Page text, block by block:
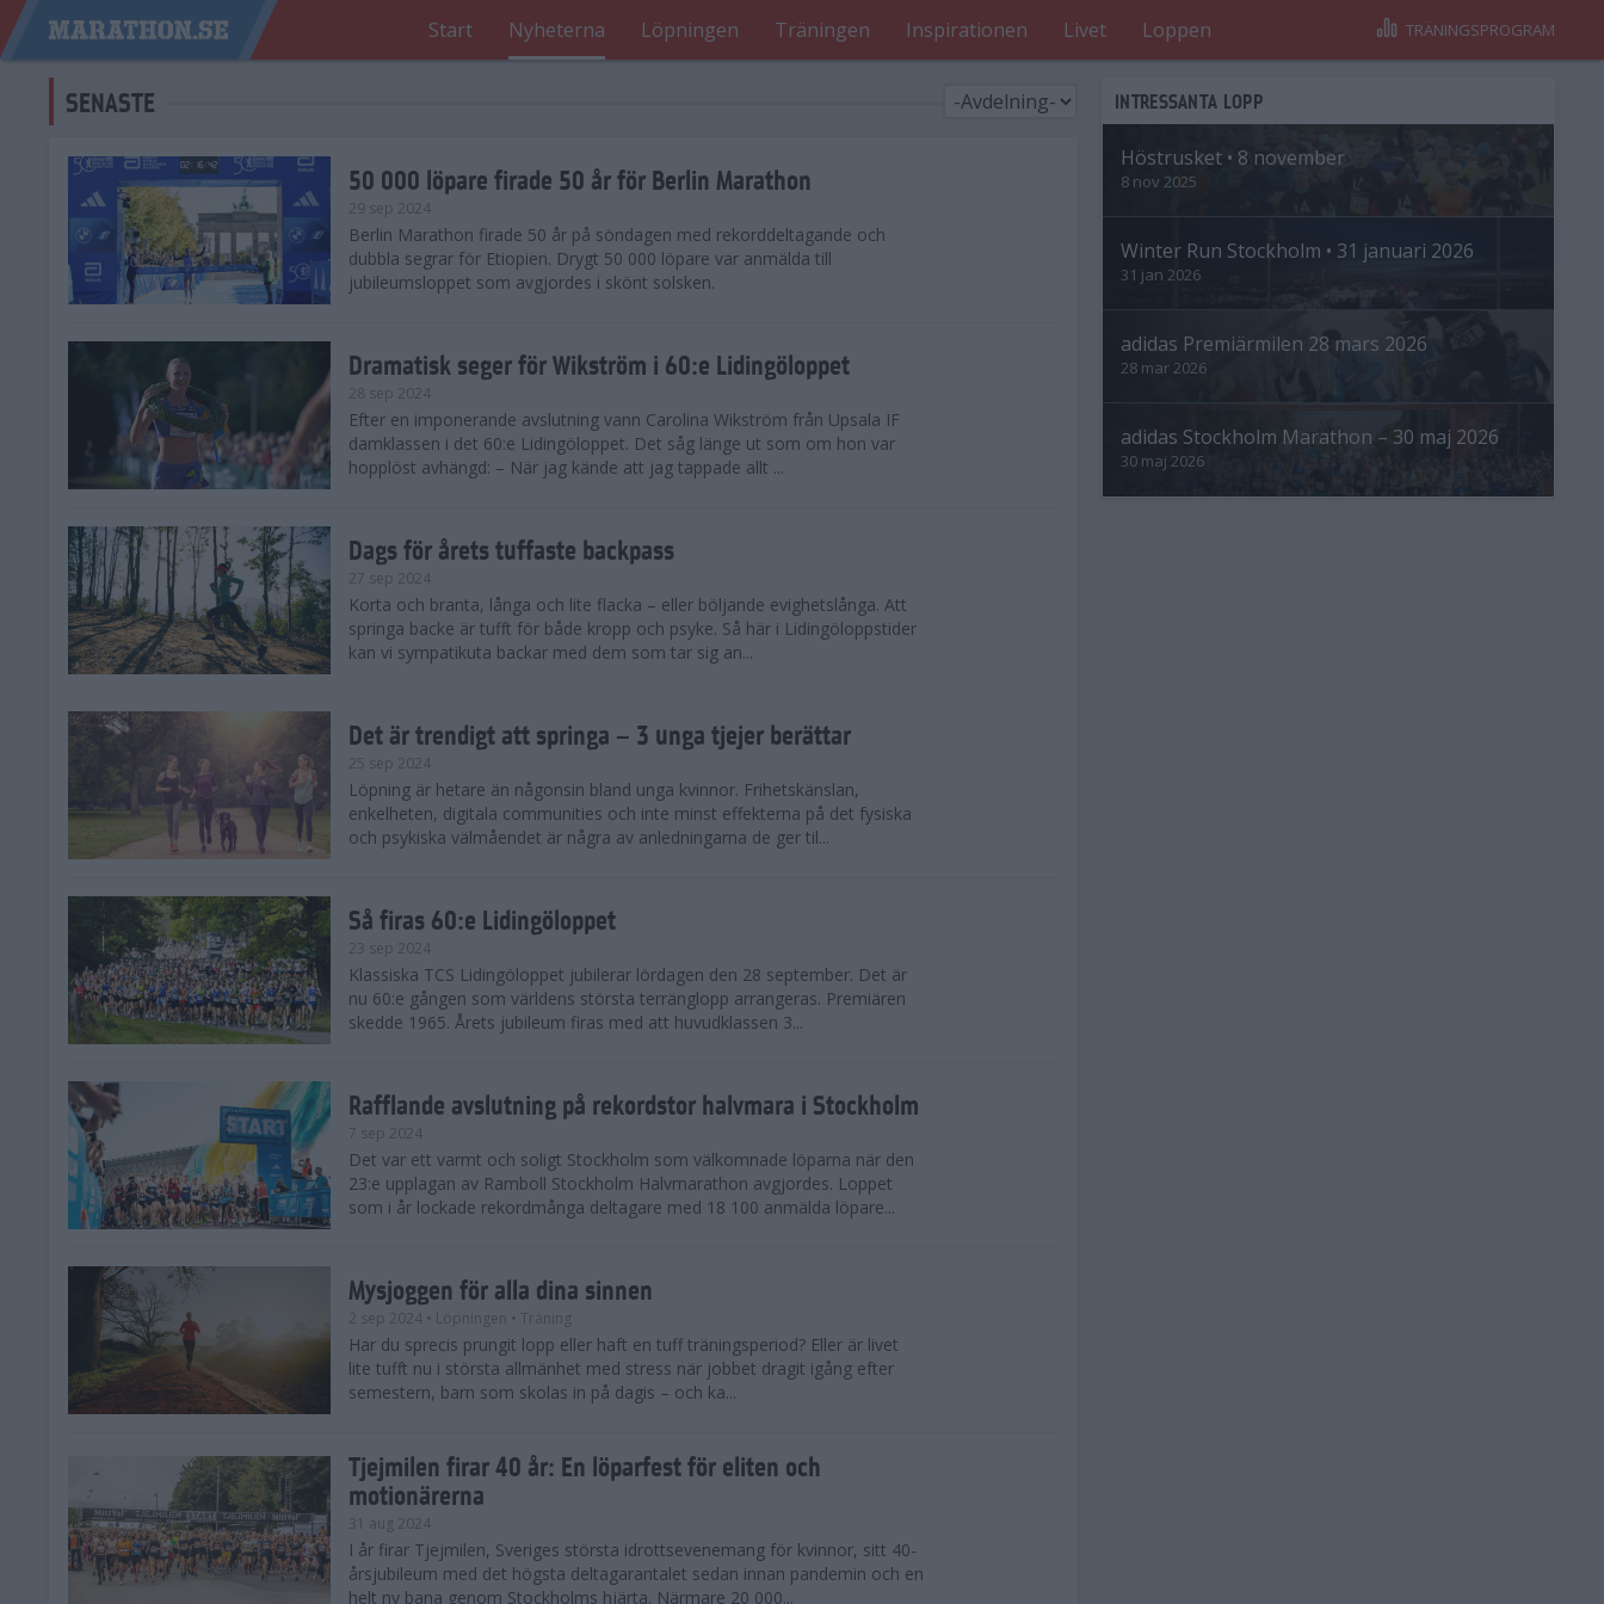
Start Nyheterna Löpningen Träningen Inspirationen Livet Loppen TRÄNINGSPROGRAM
SENASTE
50 000 löpare firade 50 år för Berlin Marathon
29 sep 2024
Berlin Marathon firade 50 år på söndagen med rekorddeltagande och
dubbla segrar för Etiopien. Drygt 50 000 löpare var anmälda till
jubileumsloppet som avgjordes i skönt solsken.
Dramatisk seger för Wikström i 60:e Lidingöloppet
28 sep 2024
Efter en imponerande avslutning vann Carolina Wikström från Upsala IF
damklassen i det 60:e Lidingöloppet. Det såg länge ut som om hon var
hopplöst avhängd: – När jag kände att jag tappade allt ...
Dags för årets tuffaste backpass
27 sep 2024
Korta och branta, långa och lite flacka – eller böljande evighetslånga. Att
springa backe är tufft för både kropp och psyke. Så här i Lidingöloppstider
kan vi sympatikuta backar med dem som tar sig an...
Det är trendigt att springa – 3 unga tjejer berättar
25 sep 2024
Löpning är hetare än någonsin bland unga kvinnor. Frihetskänslan,
enkelheten, digitala communities och inte minst effekterna på det fysiska
och psykiska välmåendet är några av anledningarna de ger til...
Så firas 60:e Lidingöloppet
23 sep 2024
Klassiska TCS Lidingöloppet jubilerar lördagen den 28 september. Det är
nu 60:e gången som världens största terränglopp arrangeras. Premiären
skedde 1965. Årets jubileum firas med att huvudklassen 3...
Rafflande avslutning på rekordstor halvmara i Stockholm
7 sep 2024
Det var ett varmt och soligt Stockholm som välkomnade löparna när den
23:e upplagan av Ramboll Stockholm Halvmarathon avgjordes. Loppet
som i år lockade rekordmånga deltagare med 18 100 anmälda löpare...
Mysjoggen för alla dina sinnen
2 sep 2024 • Löpningen • Träning
Har du sprecis prungit lopp eller haft en tuff träningsperiod? Eller är livet
lite tufft nu i största allmänhet med stress när jobbet dragit igång efter
semestern, barn som skolas in på dagis – och ka...
Tjejmilen firar 40 år: En löparfest för eliten och
motionärerna
31 aug 2024
I år firar Tjejmilen, Sveriges största idrottsevenemang för kvinnor, sitt 40-
årsjubileum med det högsta deltagarantalet sedan innan pandemin och en
helt ny bana genom Stockholms hjärta. Närmare 20 000...
INTRESSANTA LOPP
Höstrusket • 8 november
8 nov 2025
Winter Run Stockholm • 31 januari 2026
31 jan 2026
adidas Premiärmilen 28 mars 2026
28 mar 2026
adidas Stockholm Marathon – 30 maj 2026
30 maj 2026